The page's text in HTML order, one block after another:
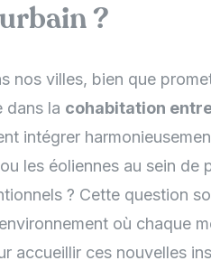
?
nos villes, bien que
dans la cohabitation
intégrer
les éoliennes au sein de
? Cette question
où chaque
accueillir ces nouvelles